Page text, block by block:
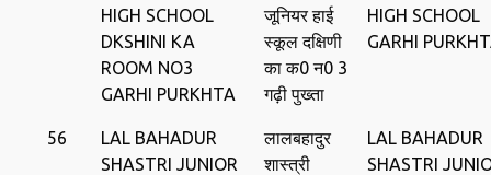
HIGH SCHOOL
DKSHINI KA
ROOM NO3
GARHI PURKHTA
जूनियर हाई
स्कूल दक्षिणी
का क0 न0 3
गढ़ी पुख्ता
HIGH SCHOOL
GARHI
56
LAL BAHADUR
SHASTRI JUNIOR
लालबहादुर
शास्त्री
LAL BAHADUR
SHASTRI